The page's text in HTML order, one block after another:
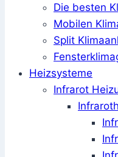
Die besten
Mobilen
Split
Heizsysteme
Infrarot